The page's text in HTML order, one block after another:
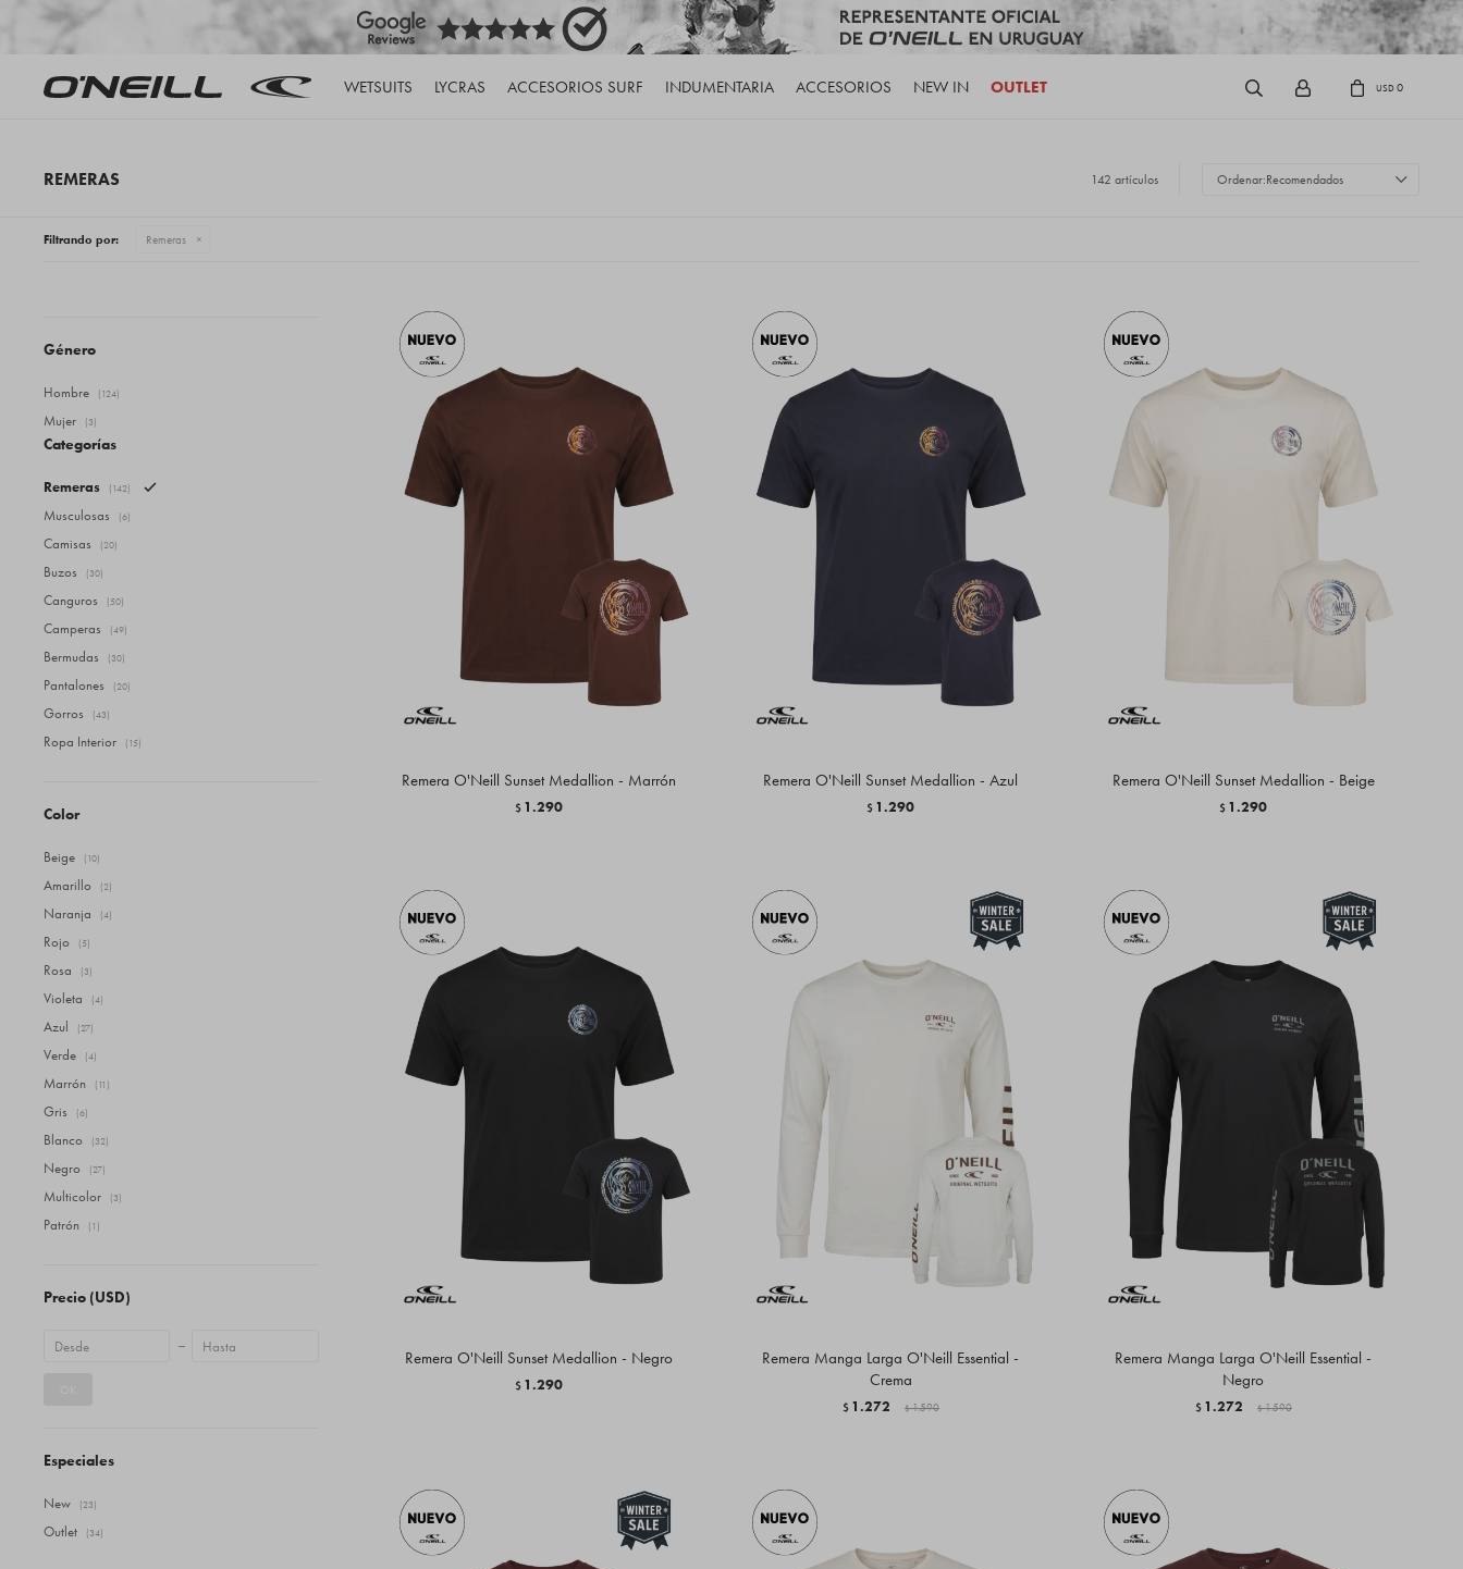
WETSUITS LYCRAS ACCESORIOS SURF INDUMENTARIA ACCESORIOS NEW IN OUTLET USD0
REMERAS 142 artículos Recomendados
Filtrando por: Remeras
Remera O'Neill Sunset Medallion - Marrón
$ 1.290
Remera O'Neill Sunset Medallion - Azul
$ 1.290
Remera O'Neill Sunset Medallion - Beige
$ 1.290
Remera O'Neill Sunset Medallion - Negro
$ 1.290
Remera Manga Larga O'Neill Essential -
Crema
$ 1.272 $ 1.590
Remera Manga Larga O'Neill Essential -
Negro
$ 1.272 $ 1.590
Categorías
Remeras (142)
Musculosas (6)
Camisas (20)
Buzos (30)
Canguros (50)
Camperas (49)
Bermudas (30)
Pantalones (20)
Gorros (43)
Ropa Interior (15)
Precio (USD)
Especiales
New (23)
Outlet (34)
Color
Beige (10)
Amarillo (2)
Naranja (4)
Rojo (5)
Rosa (3)
Violeta (4)
Azul (27)
Verde (4)
Marrón (11)
Gris (6)
Blanco (32)
Negro (27)
Multicolor (3)
Patrón (1)
Género
Hombre (124)
Mujer (3)